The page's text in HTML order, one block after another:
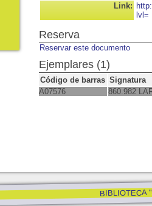
Link:
lvl=
Reserva
Reservar este documento
Ejemplares (1)
Código de barras Signatura
A07576
860.982
BIBLIOTECA